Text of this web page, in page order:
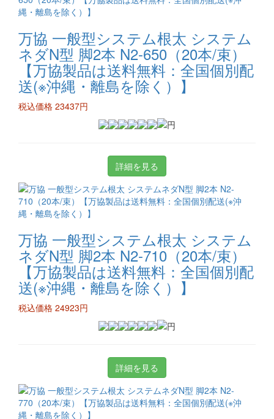
万協 一般型システム根太 システム
ネダN型 脚2本 N2-650（20本/束）
【万協製品は送料無料：全国個別配
送(※沖縄・離島を除く）】
税込価格 23437円
詳細を見る
万協 一般型システム根太 システム
ネダN型 脚2本 N2-710（20本/束）
【万協製品は送料無料：全国個別配
送(※沖縄・離島を除く）】
税込価格 24923円
詳細を見る